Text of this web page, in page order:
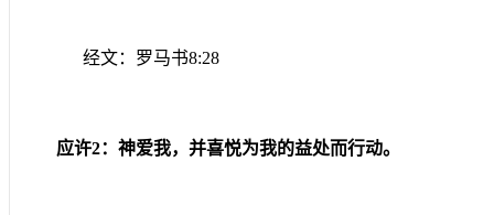
经文：罗马书8:28
应许2：神爱我，并喜悦为我的益处而行动。